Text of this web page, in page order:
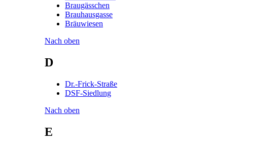
Braugässchen
Brauhausgasse
Bräuwiesen
Nach oben
D
Dr.-Frick-Straße
DSF-Siedlung
Nach oben
E